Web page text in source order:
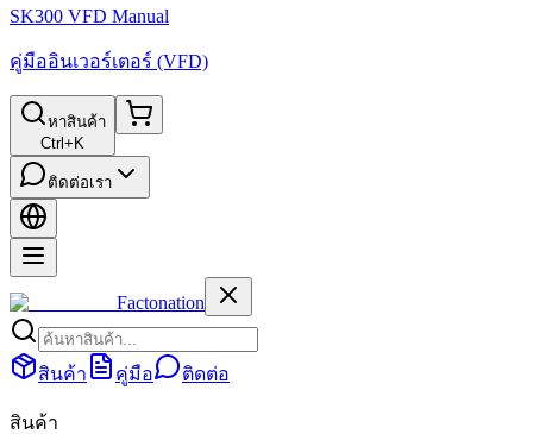
SK300 VFD Manual
คู่มืออินเวอร์เตอร์ (VFD)
หาสินค้า
Ctrl+K
ติดต่อเรา
Factonation
สินค้า คู่มือ ติดต่อ
สินค้า